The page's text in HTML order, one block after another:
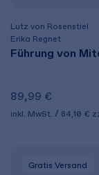
Lutz von Rosenstiel
Erika Regnet
Führung von
89,99 €
inkl. MwSt. 84,10 €
Gratis Versand